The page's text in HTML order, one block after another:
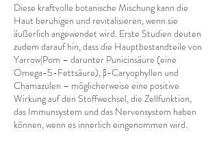
Diese kraftvolle botanische Mischung kann die
Haut beruhigen und revitalisieren, wenn sie
äußerlich angewendet wird. Erste Studien deuten
zudem darauf hin, dass die Hauptbestandteile von
Yarrow|Pom – darunter Punicinsäure (eine
Omega-5-Fettsäure), β-Caryophyllen und
Chamazulen – möglicherweise eine positive
Wirkung auf den Stoffwechsel, die Zellfunktion,
das Immunsystem und das Nervensystem haben
können, wenn es innerlich eingenommen wird.